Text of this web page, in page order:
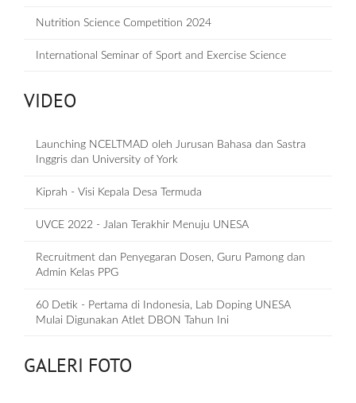
Nutrition Science Competition 2024
International Seminar of Sport and Exercise Science
VIDEO
Launching NCELTMAD oleh Jurusan Bahasa dan Sastra
Inggris dan University of York
Kiprah - Visi Kepala Desa Termuda
UVCE 2022 - Jalan Terakhir Menuju UNESA
Recruitment dan Penyegaran Dosen, Guru Pamong dan
Admin Kelas PPG
60 Detik - Pertama di Indonesia, Lab Doping UNESA
Mulai Digunakan Atlet DBON Tahun Ini
GALERI FOTO